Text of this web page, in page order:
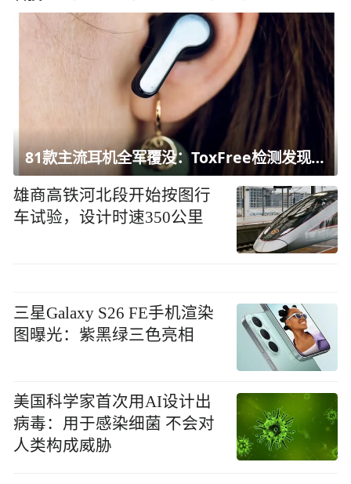
81款主流耳机全军覆没：ToxFree检测发现均含对人体有害化学物质
雄商高铁河北段开始按图行
车试验，设计时速350公里
三星Galaxy S26 FE手机渲染
图曝光：紫黑绿三色亮相
美国科学家首次用AI设计出
病毒：用于感染细菌 不会对
人类构成威胁